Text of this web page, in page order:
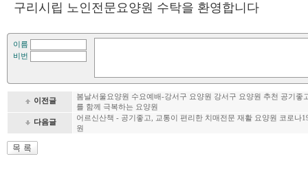
구리시립 노인전문요양원 수탁을 환영합니다
이름
비번
이전글
봄날서울요양원 수요예배-강서구 요양원 강서구 요양원 추천 공기
를 함께 극복하는 요양원
다음글
어르신산책 - 공기좋고, 교통이 편리한 치매전문 재활 요양원 코로나
원